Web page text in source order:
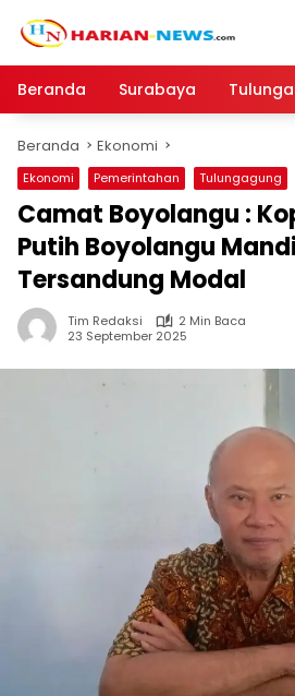
Beranda
Surabaya
Beranda Ekonomi
Ekonomi Pemerintahan Tulungagung
Camat Boyolangu :
Putih Boyolangu
Tersandung Modal
Tim Redaksi
2 Min Baca
23 September 2025